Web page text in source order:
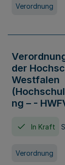
Verordnung
der
Westfalen
ng – -
In Kraft
Verordnung